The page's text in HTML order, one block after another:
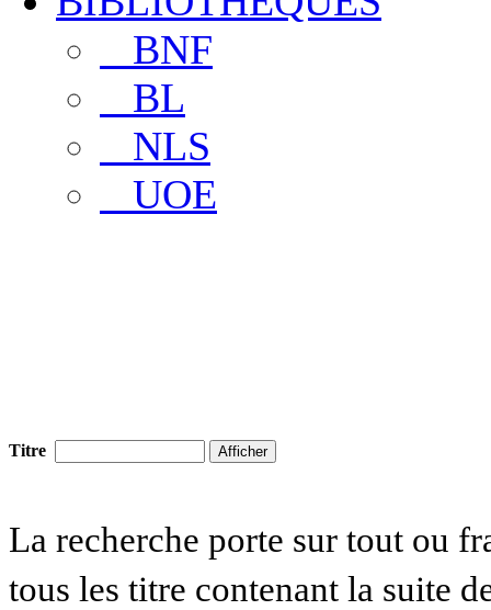
BNF
BL
NLS
UOE
Titre
La recherche porte sur tout ou
tous les titre contenant la suite